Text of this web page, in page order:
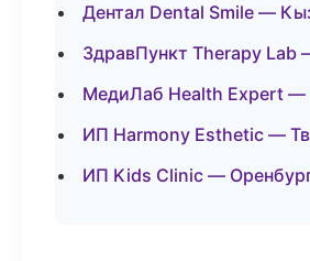
Дентал Dental Smile —
ЗдравПункт Therapy
МедиЛаб Health Expert —
ИП Harmony Esthetic —
ИП Kids Clinic —